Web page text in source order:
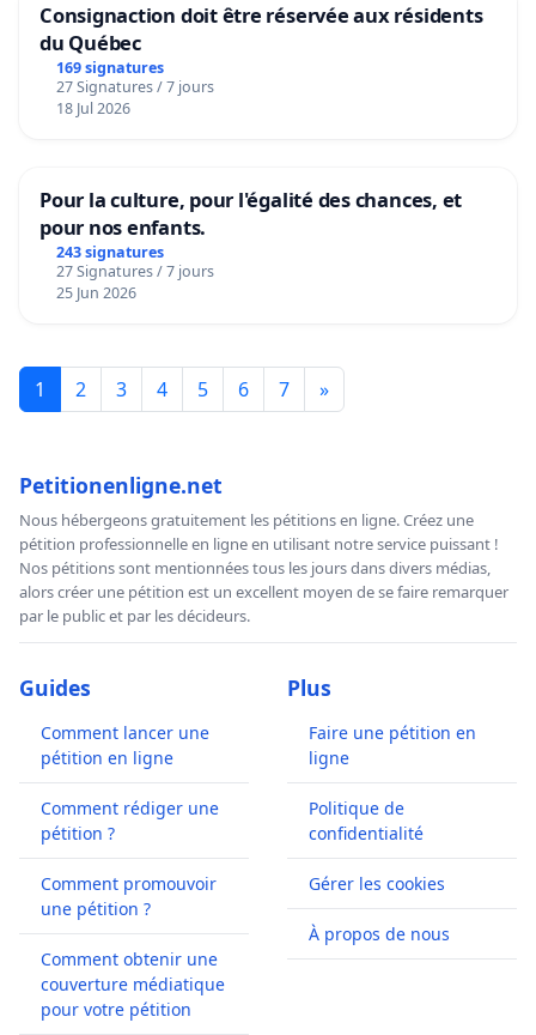
Consignaction doit être réservée aux résidents
du Québec
169 signatures
27 Signatures / 7 jours
18 Jul 2026
Pour la culture, pour l'égalité des chances, et
pour nos enfants.
243 signatures
27 Signatures / 7 jours
25 Jun 2026
1 2 3 4 5 6 7 »
Petitionenligne.net
Nous hébergeons gratuitement les pétitions en ligne. Créez une
pétition professionnelle en ligne en utilisant notre service puissant !
Nos pétitions sont mentionnées tous les jours dans divers médias,
alors créer une pétition est un excellent moyen de se faire remarquer
par le public et par les décideurs.
Guides
Comment lancer une
pétition en ligne
Comment rédiger une
pétition ?
Comment promouvoir
une pétition ?
Comment obtenir une
couverture médiatique
pour votre pétition
Plus
Faire une pétition en
ligne
Politique de
confidentialité
Gérer les cookies
À propos de nous